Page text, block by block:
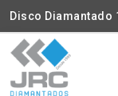
Disco Diamantado